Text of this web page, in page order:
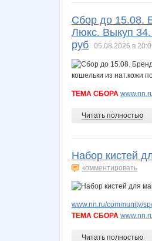
Сбор до 15.08.
Люкс. Выкуп
руб
05.08.2026 в
ТЕМА СБОРА
Читать полностью
Набор кистей
комментировать
www.nn.ru/community/
ТЕМА СБОРА
Читать полностью